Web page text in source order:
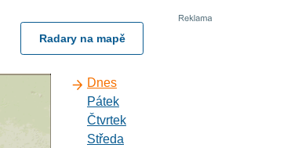
Radary na mapě
Dnes
Pátek
Čtvrtek
Středa